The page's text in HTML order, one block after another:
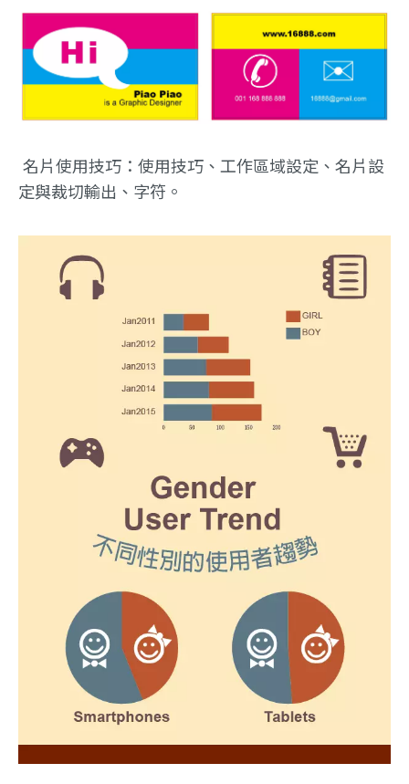
名片使用技巧：使用技巧、工作區域設定、名片設
定與裁切輸出、字符。